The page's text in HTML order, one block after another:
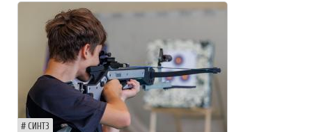
СИНТЗ